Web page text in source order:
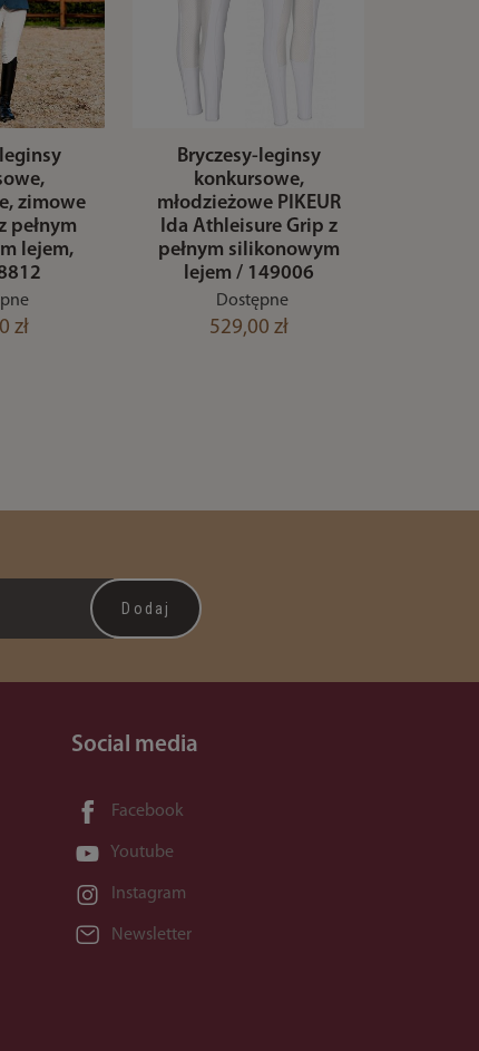
zimowe
pełnym
lejem,
zł
Bryczesy-leginsy
konkursowe,
młodzieżowe PIKEUR
Ida Athleisure Grip z
pełnym silikonowym
lejem / 149006
Dostępne
529,00 zł
Social media
Facebook
Youtube
Instagram
Newsletter